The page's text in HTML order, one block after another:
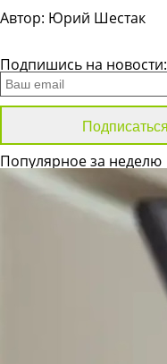
Автор: Юрий Шестак
Подпишись на новости:
Популярное за неделю